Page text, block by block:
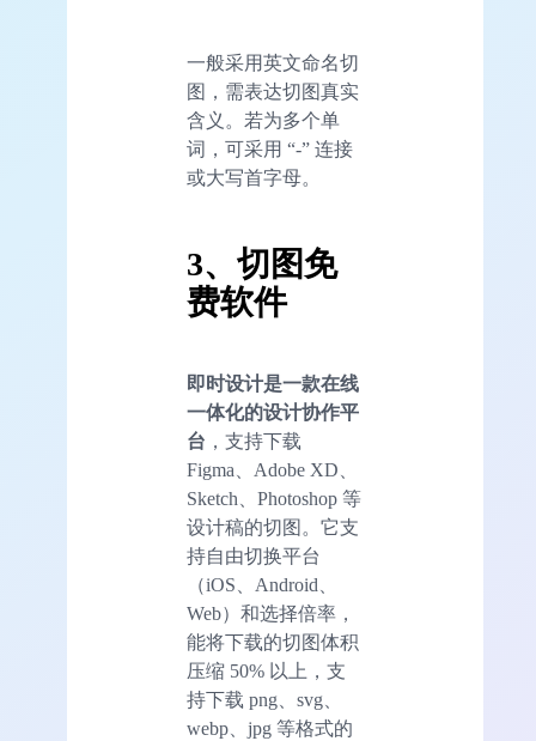
一般采用英文命名切
图，需表达切图真实
含义。若为多个单
词，可采用 “-” 连接
或大写首字母。
3、切图免
费软件
即时设计是一款在线
一体化的设计协作平
台 ，支持下载
Figma、Adobe XD、
Sketch、Photoshop 等
设计稿的切图。它支
持自由切换平台
（iOS、Android、
Web）和选择倍率，
能将下载的切图体积
压缩 50% 以上，支
持下载 png、svg、
webp、jpg 等格式的